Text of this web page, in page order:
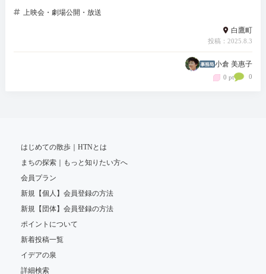
上映会・劇場公開・放送
白鷹町
投稿：2025.8.3
小倉 美惠子
0 pt 0
はじめての散歩｜HTNとは
まちの探索｜もっと知りたい方へ
会員プラン
新規【個人】会員登録の方法
新規【団体】会員登録の方法
ポイントについて
新着投稿一覧
イデアの泉
詳細検索